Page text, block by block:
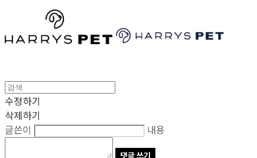
수정하기
삭제하기
글쓴이
내용
댓글 쓰기